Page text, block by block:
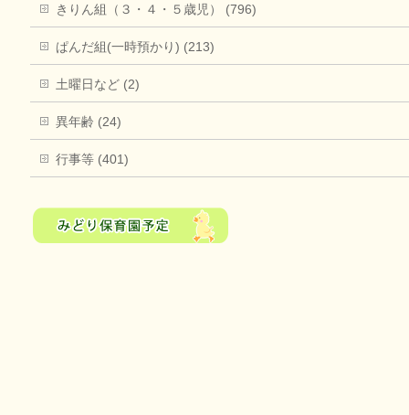
きりん組（３・４・５歳児） (796)
ぱんだ組(一時預かり) (213)
土曜日など (2)
異年齢 (24)
行事等 (401)